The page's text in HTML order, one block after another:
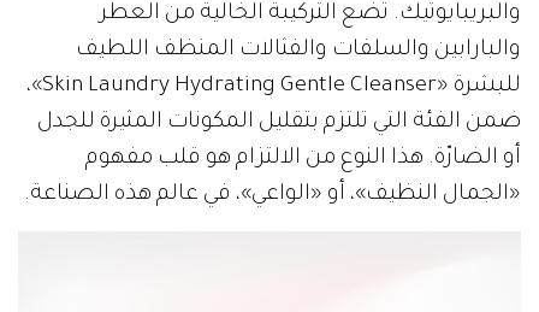
والبريبايوتيك. تضع التركيبة الخالية من العطر
والبارابين والسلفات والفثالات المنظف اللطيف
للبشرة «Skin Laundry Hydrating Gentle Cleanser»،
ضمن الفئة التي تلتزم بتقليل المكونات المثيرة للجدل
أو الضارّة. هذا النوع من الالتزام هو قلب مفهوم
«الجمال النظيف»، أو «الواعي»، في عالم هذه الصناعة.